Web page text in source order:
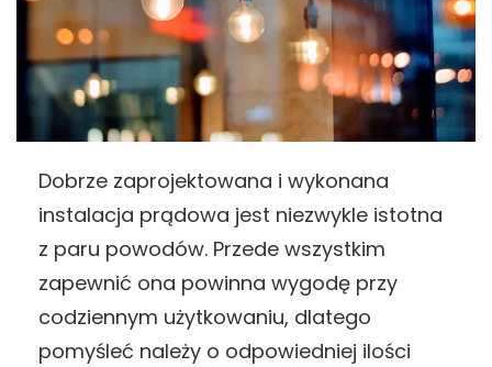
Dobrze zaprojektowana i wykonana
instalacja prądowa jest niezwykle istotna
z paru powodów. Przede wszystkim
zapewnić ona powinna wygodę przy
codziennym użytkowaniu, dlatego
pomyśleć należy o odpowiedniej ilości